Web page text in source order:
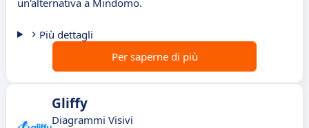
un'alternativa a Mindomo.
Più dettagli
Per saperne di più
Gliffy
Diagrammi Visivi